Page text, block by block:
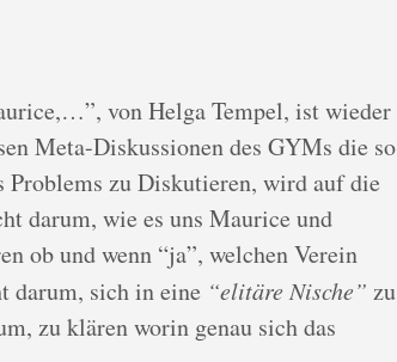
von Helga Tempel, ist wieder
Meta-Diskussionen des GYMs die so
Problems zu Diskutieren, wird auf die
darum, wie es uns Maurice und
ob und wenn “ja”, welchen Verein
darum, sich in eine “elitäre Nische” zu
zu klären worin genau sich das